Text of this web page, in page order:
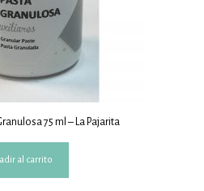
75 ml – La Pajarita
al carrito